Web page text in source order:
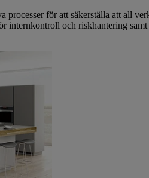
för att säkerställa att all
internkontroll och riskhantering